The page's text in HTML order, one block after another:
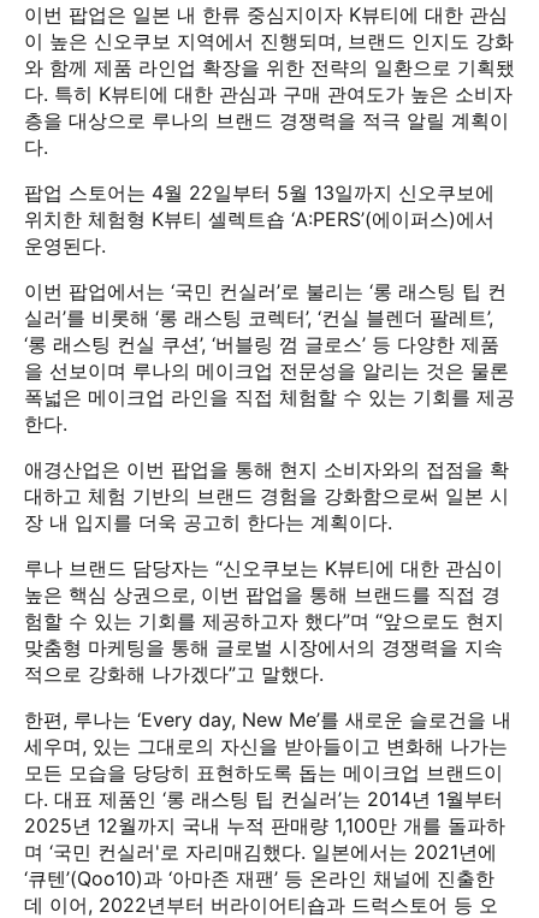
이번 팝업은 일본 내 한류 중심지이자 K뷰티에 대한 관심
이 높은 신오쿠보 지역에서 진행되며, 브랜드 인지도 강화
와 함께 제품 라인업 확장을 위한 전략의 일환으로 기획됐
다. 특히 K뷰티에 대한 관심과 구매 관여도가 높은 소비자
층을 대상으로 루나의 브랜드 경쟁력을 적극 알릴 계획이
다.
팝업 스토어는 4월 22일부터 5월 13일까지 신오쿠보에
위치한 체험형 K뷰티 셀렉트숍 ‘A:PERS’(에이퍼스)에서
운영된다.
이번 팝업에서는 ‘국민 컨실러’로 불리는 ‘롱 래스팅 팁 컨
실러’를 비롯해 ‘롱 래스팅 코렉터’, ‘컨실 블렌더 팔레트’,
‘롱 래스팅 컨실 쿠션’, ‘버블링 껌 글로스’ 등 다양한 제품
을 선보이며 루나의 메이크업 전문성을 알리는 것은 물론
폭넓은 메이크업 라인을 직접 체험할 수 있는 기회를 제공
한다.
애경산업은 이번 팝업을 통해 현지 소비자와의 접점을 확
대하고 체험 기반의 브랜드 경험을 강화함으로써 일본 시
장 내 입지를 더욱 공고히 한다는 계획이다.
루나 브랜드 담당자는 “신오쿠보는 K뷰티에 대한 관심이
높은 핵심 상권으로, 이번 팝업을 통해 브랜드를 직접 경
험할 수 있는 기회를 제공하고자 했다”며 “앞으로도 현지
맞춤형 마케팅을 통해 글로벌 시장에서의 경쟁력을 지속
적으로 강화해 나가겠다”고 말했다.
한편, 루나는 ‘Every day, New Me’를 새로운 슬로건을 내
세우며, 있는 그대로의 자신을 받아들이고 변화해 나가는
모든 모습을 당당히 표현하도록 돕는 메이크업 브랜드이
다. 대표 제품인 ‘롱 래스팅 팁 컨실러’는 2014년 1월부터
2025년 12월까지 국내 누적 판매량 1,100만 개를 돌파하
며 ‘국민 컨실러'로 자리매김했다. 일본에서는 2021년에
‘큐텐’(Qoo10)과 ‘아마존 재팬’ 등 온라인 채널에 진출한
데 이어, 2022년부터 버라이어티숍과 드럭스토어 등 오